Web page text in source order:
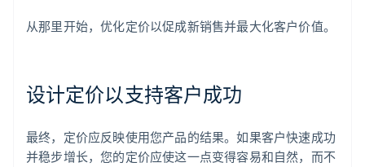
从那里开始，优化定价以促成新销售并最大化客户价值。
设计定价以支持客户成功
最终，定价应反映使用您产品的结果。如果客户快速成功
并稳步增长，您的定价应使这一点变得容易和自然，而不